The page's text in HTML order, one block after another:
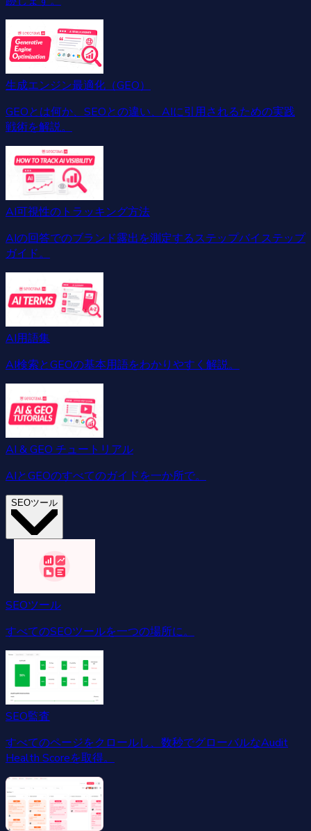
生成エンジン最適化（GEO）
GEOとは何か、SEOとの違い、AIに引用されるための実践
戦術を解説。
AI可視性のトラッキング方法
AIの回答でのブランド露出を測定するステップバイステップ
ガイド。
AI用語集
AI検索とGEOの基本用語をわかりやすく解説。
AI & GEO チュートリアル
AIとGEOのすべてのガイドを一か所で。
SEOツール
SEOツール
すべてのSEOツールを一つの場所に。
SEO監査
すべてのページをクロールし、数秒でグローバルなAudit
Health Scoreを取得。